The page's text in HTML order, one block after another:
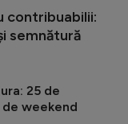
contribuabilii:
semnătură
25 de
weekend